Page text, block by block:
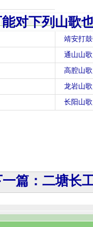
对下列山歌
靖安打
通山山
高腔山
龙岩山
长阳山
篇：二塘长